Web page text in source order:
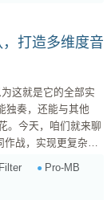
打造多维度音
这就是它的全部实
独奏，还能与其他
。今天，咱们就来聊
战，实现更复杂、
形方面，比如增加谐
Pro-MB